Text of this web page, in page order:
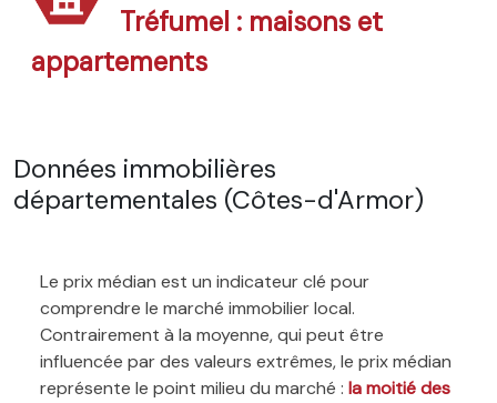
Tréfumel : maisons et
appartements
Données immobilières
départementales (Côtes-d'Armor)
Le prix médian est un indicateur clé pour
comprendre le marché immobilier local.
Contrairement à la moyenne, qui peut être
influencée par des valeurs extrêmes, le prix médian
représente le point milieu du marché : la moitié des